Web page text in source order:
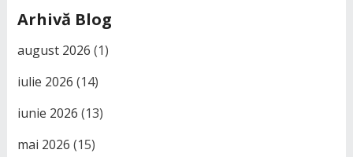
Arhivă Blog
august 2026 (1)
iulie 2026 (14)
iunie 2026 (13)
mai 2026 (15)